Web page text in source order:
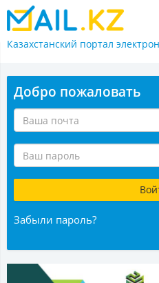
Казахстанский портал
Добро пожаловать
Забыли пароль?